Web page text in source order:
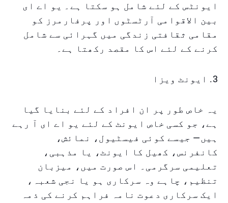
ایونٹس کے لئے شامل ہو سکتا ہے۔ یو اے ای
بین الاقوامی آرٹسٹوں اور پرفارمرز کو
مقامی ثقافتی زندگی میں گہرائی سے شامل
کرنے کے لئے اس کا مقصد رکھتا ہے۔
3. ایونٹ ویزا
یہ خاص طور پر ان افراد کے لئے بنایا گیا
ہے، جو کسی خاص ایونٹ کے لئے یو اے ای آ رہے
ہیں— جیسے کوئی فیسٹیول، نمائش،
کانفرنس، کھیل کا ایونٹ، یا مذہبی،
تعلیمی سرگرمی۔ اس صورت میں، میزبان
تنظیم، چاہے وہ سرکاری ہو یا نجی شعبہ،
ایک سرکاری دعوت نامہ فراہم کرنے کی ذمہ